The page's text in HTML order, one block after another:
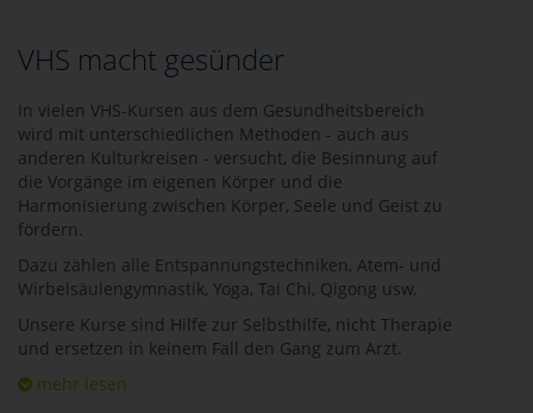
VHS macht gesünder
In vielen VHS-Kursen aus dem Gesundheitsbereich
wird mit unterschiedlichen Methoden - auch aus
anderen Kulturkreisen - versucht, die Besinnung auf
die Vorgänge im eigenen Körper und die
Harmonisierung zwischen Körper, Seele und Geist zu
fördern.
Dazu zählen alle Entspannungstechniken, Atem- und
Wirbelsäulengymnastik, Yoga, Tai Chi, Qigong usw.
Unsere Kurse sind Hilfe zur Selbsthilfe, nicht Therapie
und ersetzen in keinem Fall den Gang zum Arzt.
mehr lesen